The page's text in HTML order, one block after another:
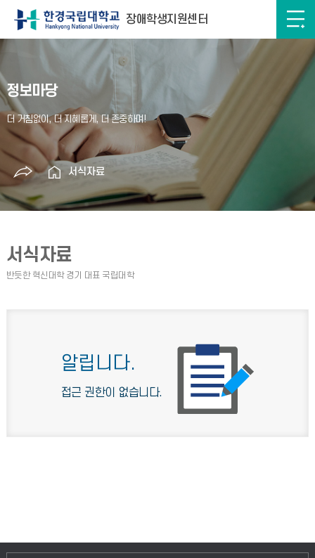
장애학생지원센터
정보마당
서식자료
서식자료
알립니다.
접근 권한이 없습니다.